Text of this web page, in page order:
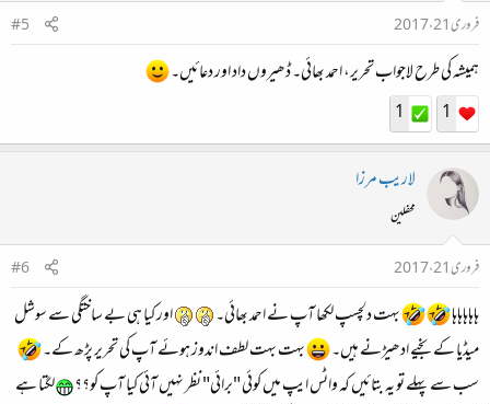
فروری 21، 2017
#5
ہمیشہ کی طرح لاجواب تحریر، احمد بھائی۔ ڈھیروں داد اور دعائیں۔
1
1
لاریب مرزا
محفلین
فروری 21، 2017
#6
ہاہاہاہاہا بہت دلچسپ لکھا آپ نے احمد بھائی۔
اور کیا ہی بے ساختگی سے سوشل
میڈیا کے بخیے ادھیڑنے ہیں۔
بہت بہت لطف اندوز ہوئے آپ کی تحریر پڑھ کے۔
سب سے پہلے تو یہ بتائیں کہ واٹس ایپ میں کوئی "برائی" نظر نہیں آئی کیا آپ کو؟؟
لگتا ہے